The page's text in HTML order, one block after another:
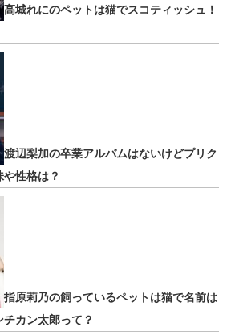
高城れにのペットは猫でスコティッシュ！
渡辺梨加の卒業アルバムはないけどプリク
性格は？
指原莉乃の飼っているペットは猫で名前は
カン太郎って？